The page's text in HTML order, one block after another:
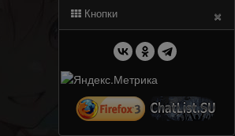
Кнопки ×